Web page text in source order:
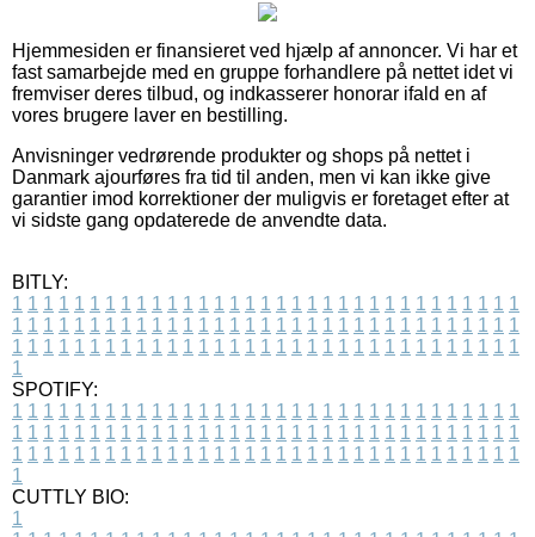
Hjemmesiden er finansieret ved hjælp af annoncer. Vi har et
fast samarbejde med en gruppe forhandlere på nettet idet vi
fremviser deres tilbud, og indkasserer honorar ifald en af
vores brugere laver en bestilling.
Anvisninger vedrørende produkter og shops på nettet i
Danmark ajourføres fra tid til anden, men vi kan ikke give
garantier imod korrektioner der muligvis er foretaget efter at
vi sidste gang opdaterede de anvendte data.
BITLY:
1 1 1 1 1 1 1 1 1 1 1 1 1 1 1 1 1 1 1 1 1 1 1 1 1 1 1 1 1 1 1 1 1
1 1 1 1 1 1 1 1 1 1 1 1 1 1 1 1 1 1 1 1 1 1 1 1 1 1 1 1 1 1 1 1 1
1 1 1 1 1 1 1 1 1 1 1 1 1 1 1 1 1 1 1 1 1 1 1 1 1 1 1 1 1 1 1 1 1
1
SPOTIFY:
1 1 1 1 1 1 1 1 1 1 1 1 1 1 1 1 1 1 1 1 1 1 1 1 1 1 1 1 1 1 1 1 1
1 1 1 1 1 1 1 1 1 1 1 1 1 1 1 1 1 1 1 1 1 1 1 1 1 1 1 1 1 1 1 1 1
1 1 1 1 1 1 1 1 1 1 1 1 1 1 1 1 1 1 1 1 1 1 1 1 1 1 1 1 1 1 1 1 1
1
CUTTLY BIO:
1